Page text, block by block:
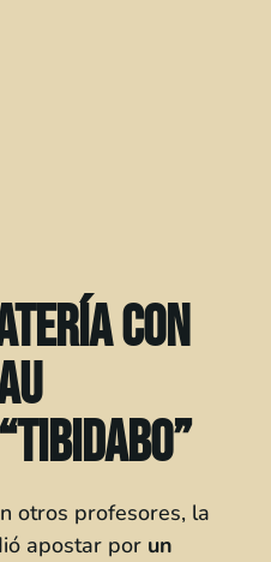
con
otros profesores, la
apostar por un